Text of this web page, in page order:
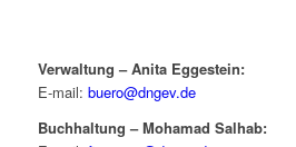
Verwaltung – Anita Eggestein:
E-mail: buero@dngev.de
Buchhaltung – Mohamad Salhab: